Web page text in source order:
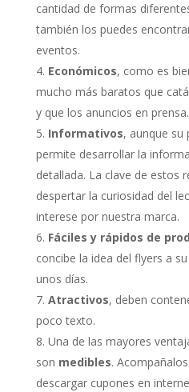
cantidad de formas
también los puedes
eventos.
Económicos, como es
mucho más baratos que
y que los anuncios en prensa.
Informativos, aunque su
permite desarrollar la
detallada. La clave de estos
despertar la curiosidad del
interese por nuestra marca.
Fáciles y rápidos de
concibe la idea del flyers a
unos días.
Atractivos, deben
poco texto.
Una de las mayores
son medibles.
descargar cupones en